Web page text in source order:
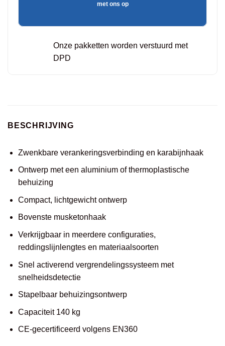
met ons op
Onze pakketten worden verstuurd met
DPD
BESCHRIJVING
Zwenkbare verankeringsverbinding en karabijnhaak
Ontwerp met een aluminium of thermoplastische
behuizing
Compact, lichtgewicht ontwerp
Bovenste musketonhaak
Verkrijgbaar in meerdere configuraties,
reddingslijnlengtes en materiaalsoorten
Snel activerend vergrendelingssysteem met
snelheidsdetectie
Stapelbaar behuizingsontwerp
Capaciteit 140 kg
CE-gecertificeerd volgens EN360